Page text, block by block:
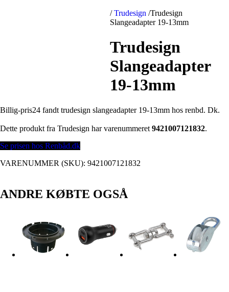
/ Trudesign /Trudesign
Slangeadapter 19-13mm
Trudesign
Slangeadapter
19-13mm
Billig-pris24 fandt trudesign slangeadapter 19-13mm hos renbd. Dk.
Dette produkt fra Trudesign har varenummeret 9421007121832.
Se prisen hos Renbåd.dk
VARENUMMER (SKU): 9421007121832
ANDRE KØBTE OGSÅ